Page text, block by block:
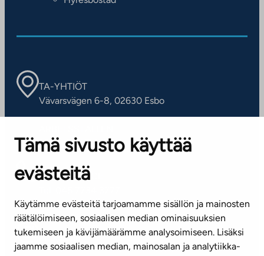
Tämä sivusto käyttää
evästeitä
Käytämme evästeitä tarjoamamme sisällön ja mainosten
räätälöimiseen, sosiaalisen median ominaisuuksien
tukemiseen ja kävijämäärämme analysoimiseen. Lisäksi
jaamme sosiaalisen median, mainosalan ja analytiikka-
TA-YHTIÖT
Vävarsvägen 6-8, 02630 Esbo
Kontaktinformation
KUNDSERVICE
(vardagar kl. 8–16)
info@ta.fi